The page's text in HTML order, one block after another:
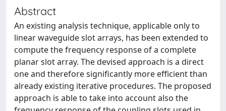
Abstract
An existing analysis technique, applicable only to
linear waveguide slot arrays, has been extended to
compute the frequency response of a complete
planar slot array. The devised approach is a direct
one and therefore significantly more efficient than
already existing iterative procedures. The proposed
approach is able to take into account also the